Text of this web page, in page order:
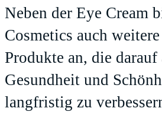
Neben der Eye Cream
Cosmetics auch
Produkte an, die
Gesundheit und
langfristig zu